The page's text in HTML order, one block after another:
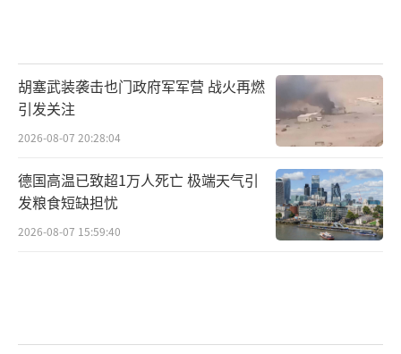
胡塞武装袭击也门政府军军营 战火再燃
引发关注
2026-08-07 20:28:04
德国高温已致超1万人死亡 极端天气引
发粮食短缺担忧
2026-08-07 15:59:40